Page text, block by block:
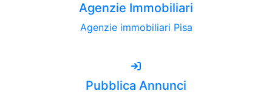
Agenzie Immobiliari
Agenzie immobiliari Pisa
Pubblica Annunci